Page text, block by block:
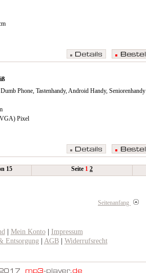
Phone, Tastenhandy, Android Handy, Seniorenhandy
Pixel
15 Seite 1 2
Seitenanfang
| Mein Konto| Impressum
Entsorgung| AGB| Widerrufsrecht